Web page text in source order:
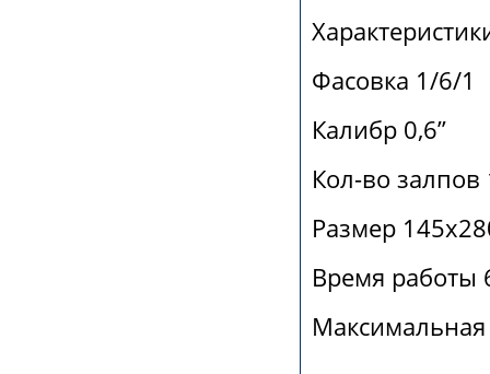
Фасовка 1/6/1
Калибр 0,6”
Кол-во залпов
Размер
Время работы